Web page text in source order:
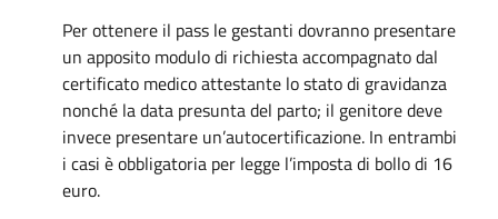
Per ottenere il pass le gestanti dovranno presentare
un apposito modulo di richiesta accompagnato dal
certificato medico attestante lo stato di gravidanza
nonché la data presunta del parto; il genitore deve
invece presentare un’autocertificazione. In entrambi
i casi è obbligatoria per legge l’imposta di bollo di 16
euro.